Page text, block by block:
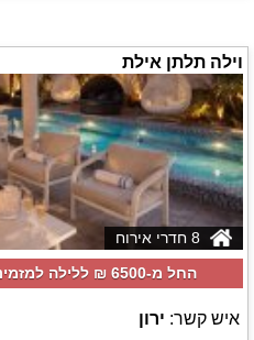
וילה תלתן אילת
החל מ-‏6500 ₪ ללילה למזמינים 3 לילות בסופ"ש הקרוב
איש קשר: ירון